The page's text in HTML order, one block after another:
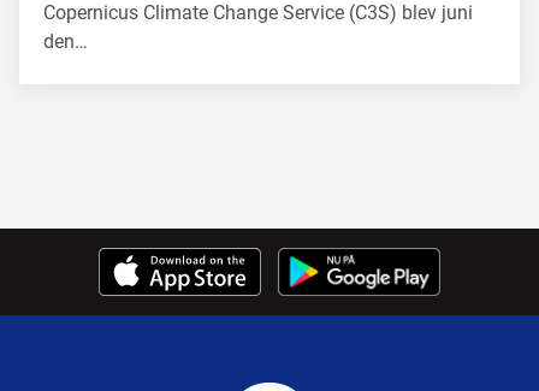
Copernicus Climate Change Service (C3S) blev juni
den…